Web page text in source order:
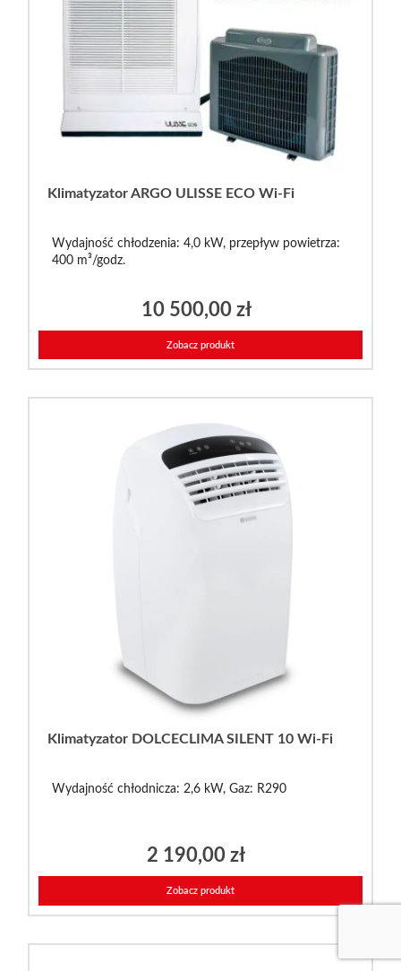
Klimatyzator ARGO ULISSE ECO Wi-Fi
Wydajność chłodzenia: 4,0 kW, przepływ powietrza:
400 m³/godz.
10 500,00 zł
Zobacz produkt
Klimatyzator DOLCECLIMA SILENT 10 Wi-Fi
Wydajność chłodnicza: 2,6 kW, Gaz: R290
2 190,00 zł
Zobacz produkt